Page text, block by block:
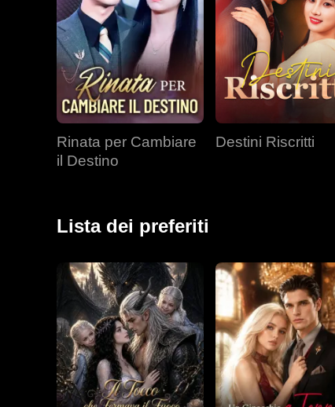
Rinata per Cambiare
il Destino
Destini Riscritti
Lista dei preferiti